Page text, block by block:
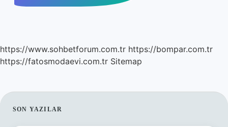
https://www.sohbetforum.com.tr https://bompar.com.tr
https://fatosmodaevi.com.tr Sitemap
SIDEBAR
SON YAZILAR